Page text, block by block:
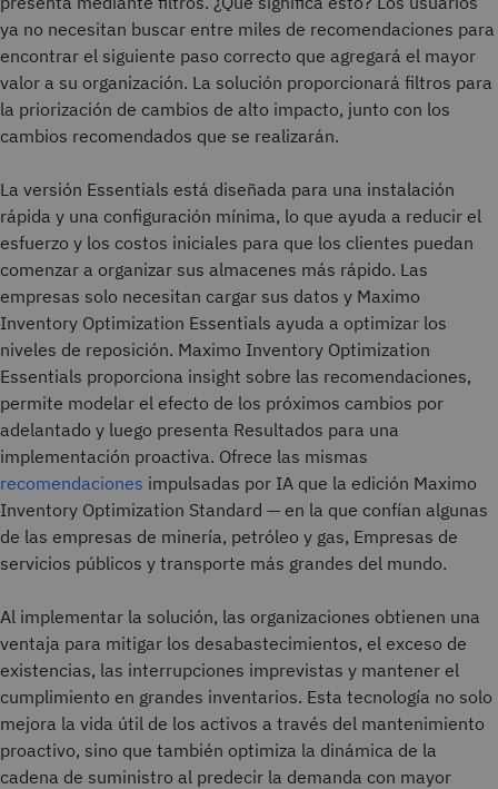
ya no necesitan buscar entre miles de recomendaciones para
encontrar el siguiente paso correcto que agregará el mayor
valor a su organización. La solución proporcionará filtros para
la priorización de cambios de alto impacto, junto con los
cambios recomendados que se realizarán.
La versión Essentials está diseñada para una instalación
rápida y una configuración mínima, lo que ayuda a reducir el
esfuerzo y los costos iniciales para que los clientes puedan
comenzar a organizar sus almacenes más rápido. Las
empresas solo necesitan cargar sus datos y Maximo
Inventory Optimization Essentials ayuda a optimizar los
niveles de reposición. Maximo Inventory Optimization
Essentials proporciona insight sobre las recomendaciones,
permite modelar el efecto de los próximos cambios por
adelantado y luego presenta Resultados para una
implementación proactiva. Ofrece las mismas
recomendaciones impulsadas por IA que la edición Maximo
Inventory Optimization Standard — en la que confían algunas
de las empresas de minería, petróleo y gas, Empresas de
servicios públicos y transporte más grandes del mundo.
Al implementar la solución, las organizaciones obtienen una
ventaja para mitigar los desabastecimientos, el exceso de
existencias, las interrupciones imprevistas y mantener el
cumplimiento en grandes inventarios. Esta tecnología no solo
mejora la vida útil de los activos a través del mantenimiento
proactivo, sino que también optimiza la dinámica de la
cadena de suministro al predecir la demanda con mayor